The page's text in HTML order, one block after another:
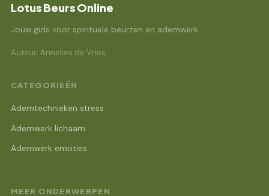
Lotus Beurs Online
Jouw gids voor spirituele beurzen en ademwerk.
Auteur: Annelies de Vries
CATEGORIEËN
Ademtechnieken stress
Ademwerk lichaam
Ademwerk emoties
MEER ONDERWERPEN